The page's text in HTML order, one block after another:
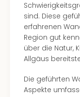
sind. Diese
erfahrenen
Region gut
über die Natur,
Allgäus
Die geführten
Aspekte